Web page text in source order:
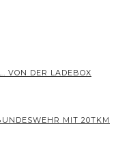
VON DER LADEBOX
MIT 20TKM